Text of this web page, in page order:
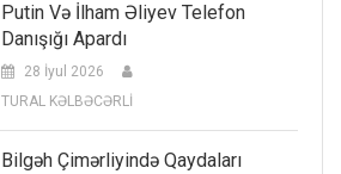
Putin Və İlham Əliyev Telefon
Danışığı Apardı
28 İyul 2026
TURAL KƏLBƏCƏRLİ
Bilgəh Çimərliyində Qaydaları